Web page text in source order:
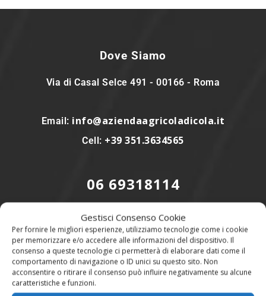
Gestisci Consenso Cookie
Per fornire le migliori esperienze, utilizziamo tecnologie come i cookie
per memorizzare e/o accedere alle informazioni del dispositivo. Il
consenso a queste tecnologie ci permetterà di elaborare dati come il
comportamento di navigazione o ID unici su questo sito. Non
acconsentire o ritirare il consenso può influire negativamente su alcune
caratteristiche e funzioni.
Dove Siamo
Via di Casal Selce 491 - 00166 - Roma
Email: info@aziendaagricoladicola.it
Cell: +39 351.3634565
06 69318114
Link Utili
Condizioni di Vendita
Privacy Policy